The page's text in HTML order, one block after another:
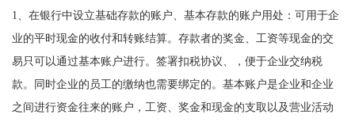
1、在银行中设立基础存款的账户、基本存款的账户用处：可用于企
业的平时现金的收付和转账结算。存款者的奖金、工资等现金的交
易只可以通过基本账户进行。签署扣税协议、，便于企业交纳税
款。同时企业的员工的缴纳也需要绑定的。基本账户是企业和企业
之间进行资金往来的账户，工资、奖金和现金的支取以及营业活动